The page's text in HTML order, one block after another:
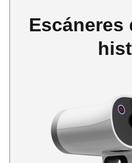
Escáneres